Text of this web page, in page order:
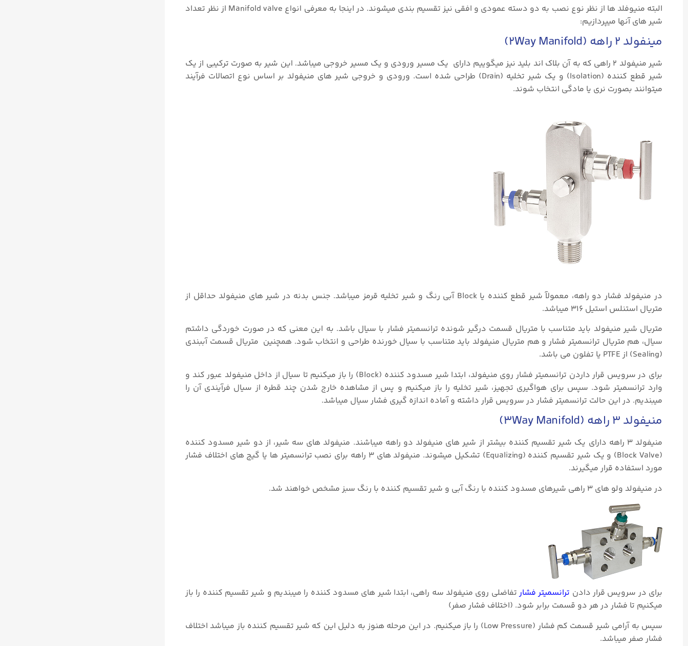
البته منیوفلد ها از نظر نوع نصب به دو دسته عمودی و افقی نیز تقسیم بندی میشوند. در اینجا به معرفی انواع Manifold valve از نظر تعداد
شیر های آنها میپردازیم:
مینفولد ۲ راهه (2Way Manifold)
شیر منیفولد ۲ راهی که به آن بلاک اند بلید نیز میگوییم دارای یک مسیر ورودی و یک مسیر خروجی میباشد. این شیر به صورت ترکیبی از یک
شیر قطع کننده (Isolation) و یک شیر تخلیه (Drain) طراحی شده است. ورودی و خروجی شیر های منیفولد بر اساس نوع اتصالات فرآیند
میتوانند بصورت نری یا مادگی انتخاب شوند.
در منیفولد فشار دو راهه، معمولآ شیر قطع کننده یا Block آبی رنگ و شیر تخلیه قرمز میباشد. جنس بدنه در شیر های منیفولد حداقل از
متریال استنلس استیل ۳۱۶ میباشد.
متریال شیر منیفولد باید متناسب با متریال قسمت درگیر شونده ترانسمیتر فشار با سیال باشد. به این معنی که در صورت خوردگی داشتم
سیال، هم متریال ترانسمیتر فشار و هم متریال منیفولد باید متناسب با سیال خورنده طراحی و انتخاب شود. همچنین متریال قسمت آببندی
(Sealing) از PTFE یا تفلون می باشد.
برای در سرویس قرار داردن ترانسمیتر فشار روی منیفولد، ابتدا شیر مسدود کننده (Block) را باز میکنیم تا سیال از داخل منیفولد عبور کند و
وارد ترانسمیتر شود. سپس برای هواگیری تجهیز، شیر تخلیه را باز میکنیم و پس از مشاهده خارج شدن چند قطره از سیال فرآیندی آن را
میبندیم. در این حالت ترانسمیتر فشار در سرویس قرار داشته و آماده اندازه گیری فشار سیال میباشد.
منیفولد ۳ راهه (3Way Manifold)
منیفولد ۳ راهه دارای یک شیر تقسیم کننده بیشتر از شیر های منیفولد دو راهه میباشند. منیفولد های سه شیر، از دو شیر مسدود کننده
(Block Valve) و یک شیر تقسیم کننده (Equalizing) تشکیل میشوند. منیفولد های ۳ راهه برای نصب ترانسمیتر ها یا گیج های اختلاف فشار
مورد استفاده قرار میگیرند.
در منیفولد ولو های ۳ راهی شیرهای مسدود کننده با رنگ آبی و شیر تقسیم کننده با رنگ سبز مشخص خواهند شد.
برای در سرویس قرار دادن ترانسمیتر فشارتفاضلی روی منیفولد سه راهی، ابتدا شیر های مسدود کننده را میبندیم و شیر تقسیم کننده را باز
میکنیم تا فشار در هر دو قسمت برابر شود. (اختلاف فشار صفر)
سپس به آرامی شیر قسمت کم فشار (Low Pressure) را باز میکنیم. در این مرحله هنوز به دلیل این که شیر تقسیم کننده باز میباشد اختلاف
فشار صفر میباشد.